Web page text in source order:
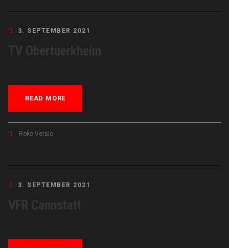
3. SEPTEMBER 2021
READ MORE
Roko Versic
3. SEPTEMBER 2021